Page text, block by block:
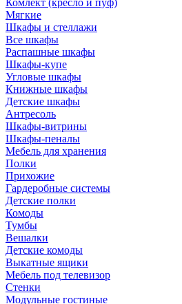
Комлект (кресло и пуф)
Мягкие
Шкафы и стеллажи
Все шкафы
Распашные шкафы
Шкафы-купе
Угловые шкафы
Книжные шкафы
Детские шкафы
Антресоль
Шкафы-витрины
Шкафы-пеналы
Мебель для хранения
Полки
Прихожие
Гардеробные системы
Детские полки
Комоды
Тумбы
Вешалки
Детские комоды
Выкатные ящики
Мебель под телевизор
Стенки
Модульные гостиные